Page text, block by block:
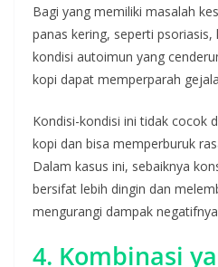
Bagi yang memiliki masalah
panas kering, seperti
kondisi autoimun yang
kopi dapat memperparah
Kondisi-kondisi ini tidak cocok
kopi dan bisa memperburuk
Dalam kasus ini, sebaiknya
bersifat lebih dingin dan
mengurangi dampak
4. Kombinasi